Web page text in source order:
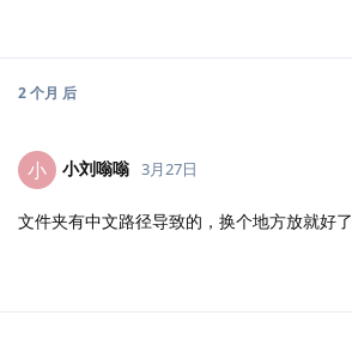
2 个月 后
小 小刘嗡嗡 3月27日
文件夹有中文路径导致的，换个地方放就好了